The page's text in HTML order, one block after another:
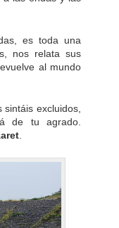
es toda una
nos relata sus
al mundo
sintáis excluidos,
de tu agrado.